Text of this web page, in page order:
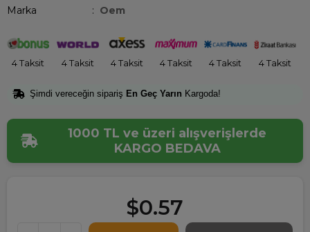
Marka : Oem
4 Taksit 4 Taksit 4 Taksit 4 Taksit 4 Taksit 4 Taksit
Şimdi vereceğin sipariş En Geç Yarın Kargoda!
1000 TL ve üzeri alışverişlerde
KARGO BEDAVA
$0.57